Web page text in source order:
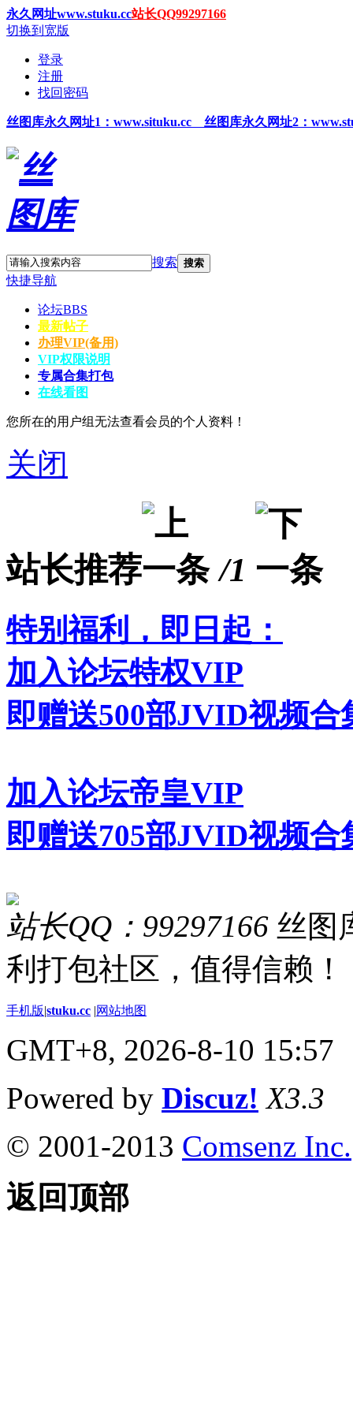
永久网址www.stuku.cc站长QQ99297166
切换到宽版
登录
注册
找回密码
丝图 库永久网址1 ：www.situku.cc 丝图库永久网址2：
搜索 搜索
快捷导航
论坛BBS
最新帖子
办理VIP(备用)
VIP权限说明
专属合集打包
在线看图
您所在的用户组无法查看会员的个人资料！
关闭
站长推荐 /1
特别福利，即日起：
加入论坛特权VIP
即赠送500部JVID视频合
加入论坛帝皇VIP
即赠送705部JVID视频合
站长QQ：99297166 丝图
利打包社区，值得信赖！
手机版|stuku.cc |网站地图
GMT+8, 2026-8-10 15:57
Powered by Discuz! X3.3
© 2001-2013 Comsenz Inc.
返回顶部